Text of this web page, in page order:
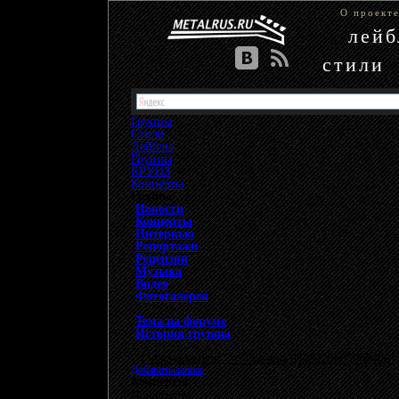
О проекте
стили
Группы
Стили
Лейблы
Группы»
КРУИЗ»
Концерты
Группа
Новости
Концерты
Интервью
Репортажи
Рецензии
Музыка
Видео
Фотогалерея
Тема на форуме
История группы
{"data-ad-client" => "ca-pub-
Добавить запись
Концерты
Пока пусто